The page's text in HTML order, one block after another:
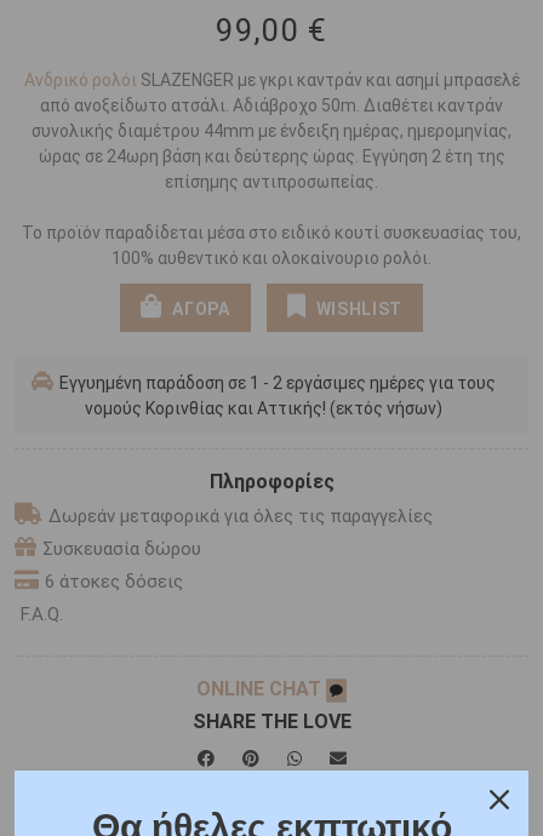
99,00 €
Ανδρικό ρολόι SLAZENGER με γκρι καντράν και ασημί μπρασελέ
από ανοξείδωτο ατσάλι. Αδιάβροχο 50m. Διαθέτει καντράν
συνολικής διαμέτρου 44mm με ένδειξη ημέρας, ημερομηνίας,
ώρας σε 24ωρη βάση και δεύτερης ώρας. Εγγύηση 2 έτη της
επίσημης αντιπροσωπείας.
Το προϊόν παραδίδεται μέσα στο ειδικό κουτί συσκευασίας του,
100% αυθεντικό και ολοκαίνουριο ρολόι.
ΑΓΟΡΑ WISHLIST
Εγγυημένη παράδοση σε 1 - 2 εργάσιμες ημέρες για τους
νομούς Κορινθίας και Αττικής! (εκτός νήσων)
Πληροφορίες
Δωρεάν μεταφορικά για όλες τις παραγγελίες
Συσκευασία δώρου
6 άτοκες δόσεις
F.A.Q.
ONLINE CHAT
SHARE THE LOVE
Χαρακτηριστικά Χαρακτηριστικά Ρολογιών
Θα ήθελες εκπτωτικό